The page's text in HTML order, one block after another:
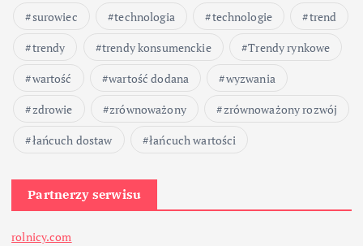
surowiec
technologia technologie
trend
trendy
trendy konsumenckie
Trendy rynkowe
wartość
wartość dodana
wyzwania
zdrowie
zrównoważony
zrównoważony rozwój
łańcuch dostaw
łańcuch wartości
Partnerzy serwisu
rolnicy.com